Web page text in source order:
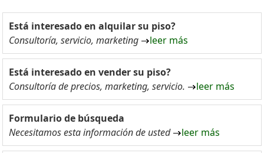
Está interesado en alquilar su piso?
Consultoría, servicio, marketing
leer más
Está interesado en vender su piso?
Consultoría de precios, marketing, servicio.
leer más
Formulario de búsqueda
Necesitamos esta información de usted
leer más